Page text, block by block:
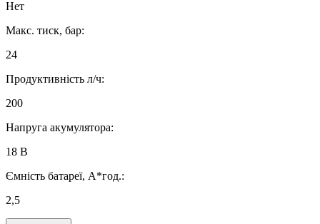
Нет
Макс. тиск, бар:
24
Продуктивність л/ч:
200
Напруга акумулятора:
18 В
Ємність батареї, А*год.:
2,5